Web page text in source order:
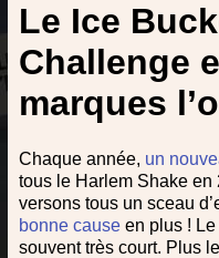
Le Ice
Challenge
marques
Chaque année, un
tous le Harlem Shake
versons tous un sceau
bonne causeen plus ! Le
souvent très court. Plus